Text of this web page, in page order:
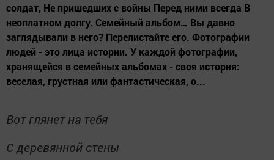
солдат, Не пришедших с войны Перед ними всегда В
неоплатном долгу. Семейный альбом… Вы давно
заглядывали в него? Перелистайте его. Фотографии
людей - это лица истории. У каждой фотографии,
хранящейся в семейных альбомах - своя история:
веселая, грустная или фантастическая, о...
Вот глянет на тебя
С деревянной стены